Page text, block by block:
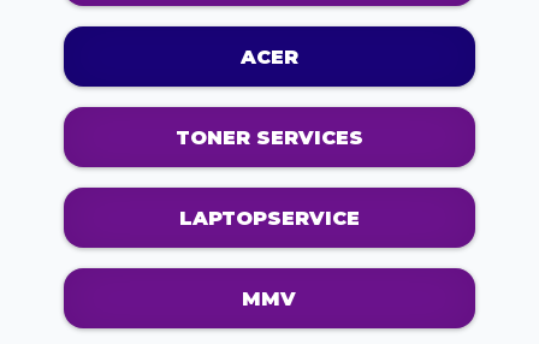
ACER
TONER SERVICES
LAPTOPSERVICE
MMV